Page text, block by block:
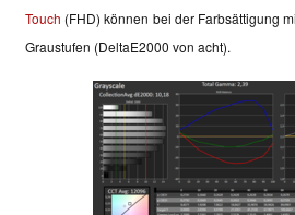
Touch (FHD) können bei der Farbsättigung
Graustufen (DeltaE2000 von acht).